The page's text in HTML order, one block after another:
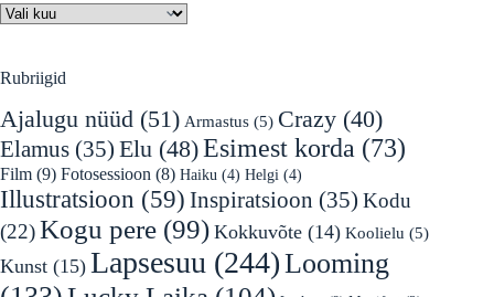
Arhiiv
Rubriigid
Ajalugu nüüd (51) Armastus (5) Crazy (40)
Elamus (35) Elu (48)Esimest korda (73)
Film (9) Fotosessioon (8) Haiku (4) Helgi (4)
Illustratsioon (59) Inspiratsioon (35) Kodu
(22)Kogu pere (99) Kokkuvõte (14) Koolielu (5)
Kunst (15) Lapsesuu (244)Looming